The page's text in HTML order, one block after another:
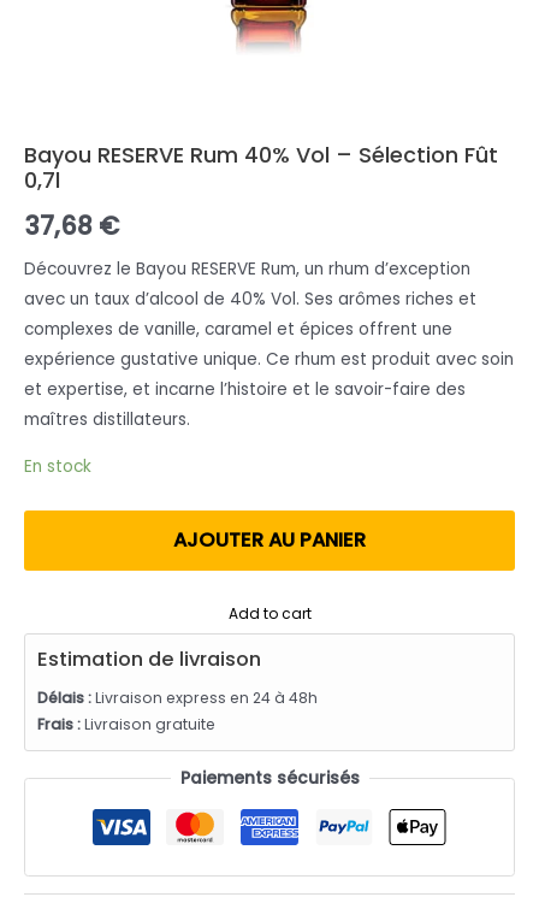
Bayou RESERVE Rum 40% Vol – Sélection Fût
0,7l
37,68 €
Découvrez le Bayou RESERVE Rum, un rhum d’exception
avec un taux d’alcool de 40% Vol. Ses arômes riches et
complexes de vanille, caramel et épices offrent une
expérience gustative unique. Ce rhum est produit avec soin
et expertise, et incarne l’histoire et le savoir-faire des
maîtres distillateurs.
En stock
AJOUTER AU PANIER
Add to cart
Estimation de livraison
Délais :Livraison express en 24 à 48h
Frais :Livraison gratuite
Paiements sécurisés